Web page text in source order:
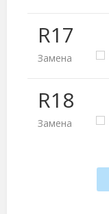
R17
Замена
R18
Замена